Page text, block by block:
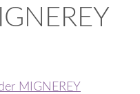
MIGNEREY